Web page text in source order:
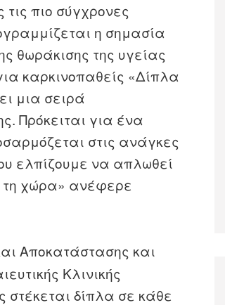
τις πιο σύγχρονες
η σημασία
θωράκισης της υγείας
καρκινοπαθείς «Δίπλα
μια σειρά
Πρόκειται για ένα
στις ανάγκες
ελπίζουμε να απλωθεί
τη χώρα» ανέφερε
Αποκατάστασης και
Κλινικής
στέκεται δίπλα σε κάθε